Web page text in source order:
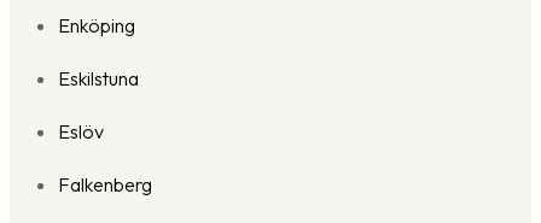
Enköping
Eskilstuna
Eslöv
Falkenberg